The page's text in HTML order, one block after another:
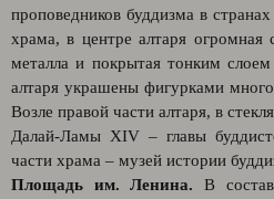
проповедников буддизма в
храма, в центре алтаря огромная
металла и покрытая тонким
алтаря украшены фигурками
Возле правой части алтаря, в
Далай-Ламы XIV – главы
части храма – музей истории
Площадь им. Ленина. В